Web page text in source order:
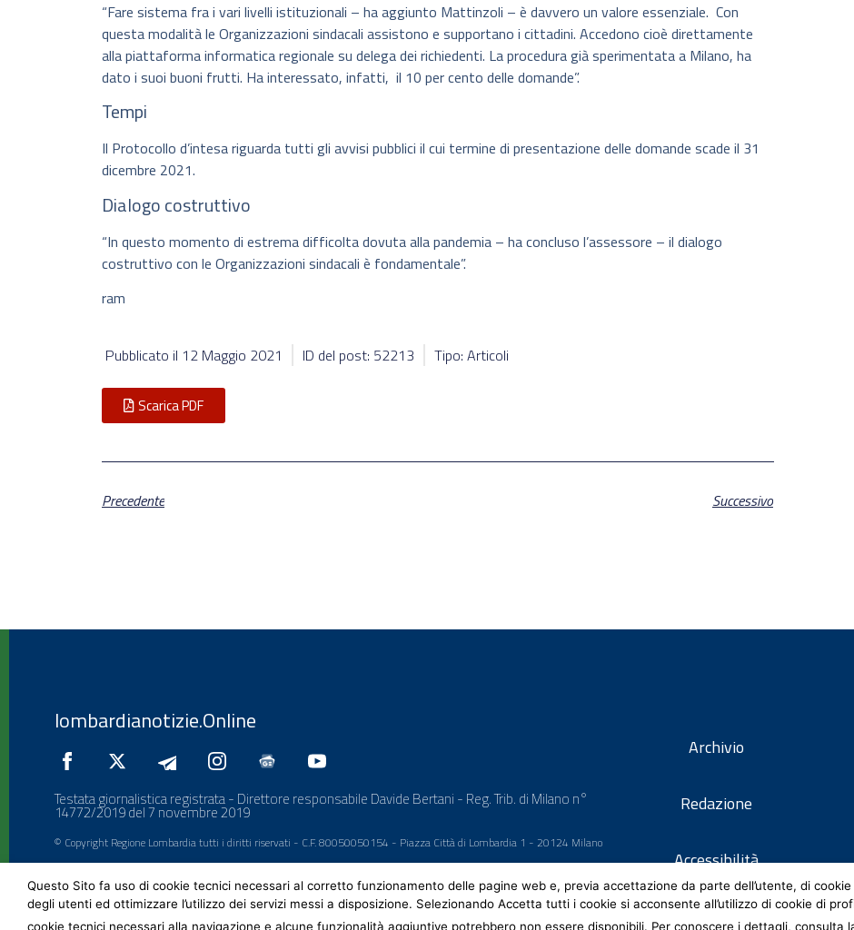
“Fare sistema fra i vari livelli istituzionali – ha aggiunto Mattinzoli – è davvero un valore essenziale. Con
questa modalità le Organizzazioni sindacali assistono e supportano i cittadini. Accedono cioè direttamente
alla piattaforma informatica regionale su delega dei richiedenti. La procedura già sperimentata a Milano, ha
dato i suoi buoni frutti. Ha interessato, infatti, il 10 per cento delle domande”.
Tempi
Il Protocollo d’intesa riguarda tutti gli avvisi pubblici il cui termine di presentazione delle domande scade il 31
dicembre 2021.
Dialogo costruttivo
“In questo momento di estrema difficolta dovuta alla pandemia – ha concluso l’assessore – il dialogo
costruttivo con le Organizzazioni sindacali è fondamentale”.
ram
Pubblicato il 12 Maggio 2021 ID del post: 52213 Tipo: Articoli
Scarica PDF
Precedente Successivo
lombardianotizie.Online
Testata giornalistica registrata - Direttore responsabile Davide Bertani - Reg. Trib. di Milano n°
14772/2019 del 7 novembre 2019
© Copyright Regione Lombardia tutti i diritti riservati - C.F. 80050050154 - Piazza Città di Lombardia 1 - 20124 Milano
Archivio
Redazione
Accessibilità
Questo Sito fa uso di cookie tecnici necessari al corretto funzionamento delle pagine web e, previa accettazione da parte dell’utente, di
degli utenti ed ottimizzare l’utilizzo dei servizi messi a disposizione. Selezionando Accetta tutti i cookie si acconsente all’utilizzo di cookie di
cookie tecnici necessari alla navigazione e alcune funzionalità aggiuntive potrebbero non essere disponibili. Per conoscere i dettagli, consulta